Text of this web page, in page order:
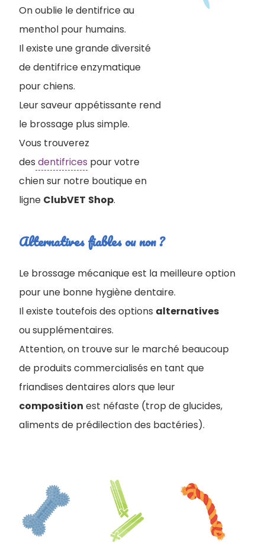
On oublie le dentifrice au
menthol pour humains.
Il existe une grande diversité
de dentifrice enzymatique
pour chiens.
Leur saveur appétissante rend
le brossage plus simple.
Vous trouverez
des dentifrices pour votre
chien sur notre boutique en
ligne ClubVET Shop.
Alternatives fiables ou non ?
Le brossage mécanique est la meilleure option
pour une bonne hygiène dentaire.
Il existe toutefois des options alternatives
ou supplémentaires.
Attention, on trouve sur le marché beaucoup
de produits commercialisés en tant que
friandises dentaires alors que leur
composition est néfaste (trop de glucides,
aliments de prédilection des bactéries).